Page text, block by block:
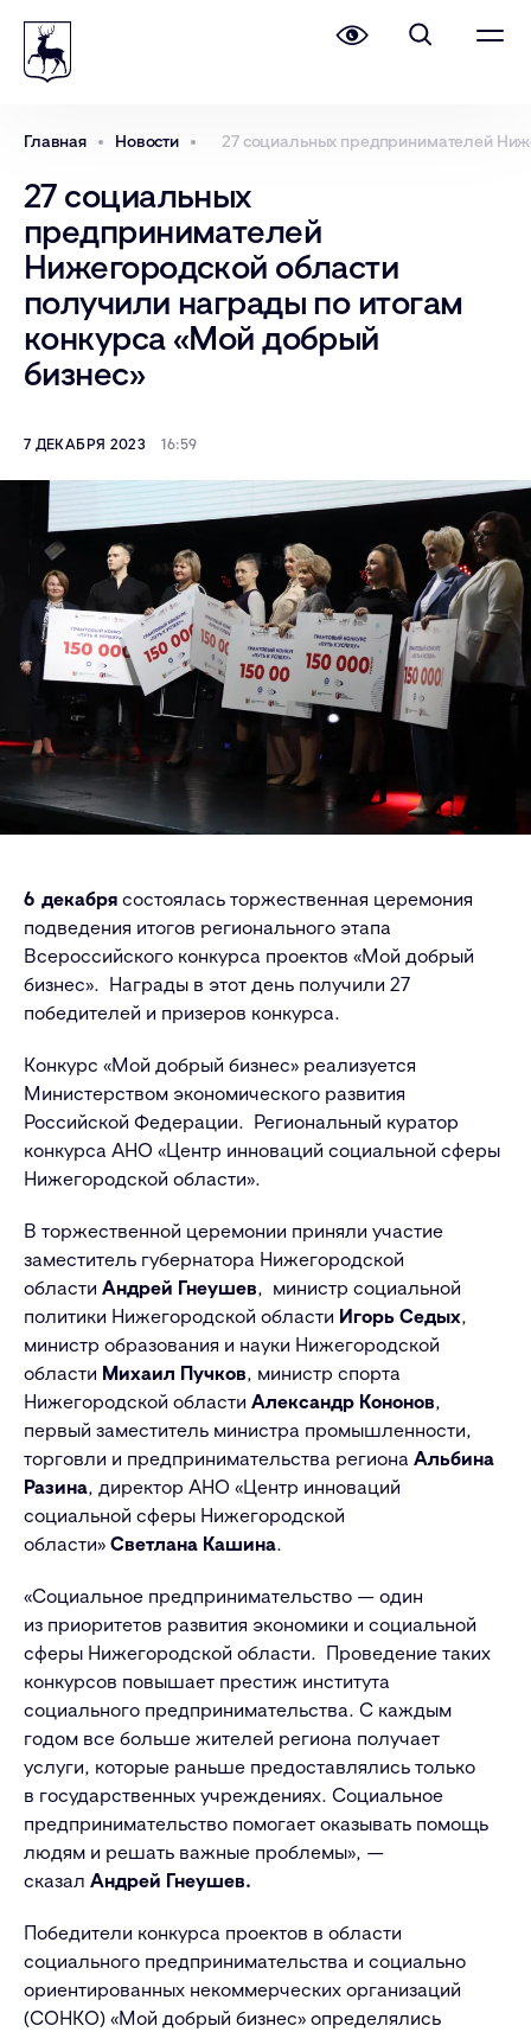
Главная Новости 27 социальных предпринимателей
27 социальных
предпринимателей
Нижегородской области
получили награды по итогам
конкурса «Мой добрый
бизнес»
7 ДЕКАБРЯ 2023 16:59
6 декабря состоялась торжественная церемония
подведения итогов регионального этапа
Всероссийского конкурса проектов «Мой добрый
бизнес». Награды в этот день получили 27
победителей и призеров конкурса.
Конкурс «Мой добрый бизнес» реализуется
Министерством экономического развития
Российской Федерации. Региональный куратор
конкурса АНО «Центр инноваций социальной сферы
Нижегородской области».
В торжественной церемонии приняли участие
заместитель губернатора Нижегородской
области Андрей Гнеушев, министр социальной
политики Нижегородской области Игорь Седых,
министр образования и науки Нижегородской
области Михаил Пучков, министр спорта
Нижегородской области Александр Кононов,
первый заместитель министра промышленности,
торговли и предпринимательства региона Альбина
Разина, директор АНО «Центр инноваций
социальной сферы Нижегородской
области» Светлана Кашина.
«Социальное предпринимательство — один
из приоритетов развития экономики и социальной
сферы Нижегородской области. Проведение таких
конкурсов повышает престиж института
социального предпринимательства. С каждым
годом все больше жителей региона получает
услуги, которые раньше предоставлялись только
в государственных учреждениях. Социальное
предпринимательство помогает оказывать помощь
людям и решать важные проблемы», —
сказал Андрей Гнеушев.
Победители конкурса проектов в области
социального предпринимательства и социально
ориентированных некоммерческих организаций
(СОНКО) «Мой добрый бизнес» определялись